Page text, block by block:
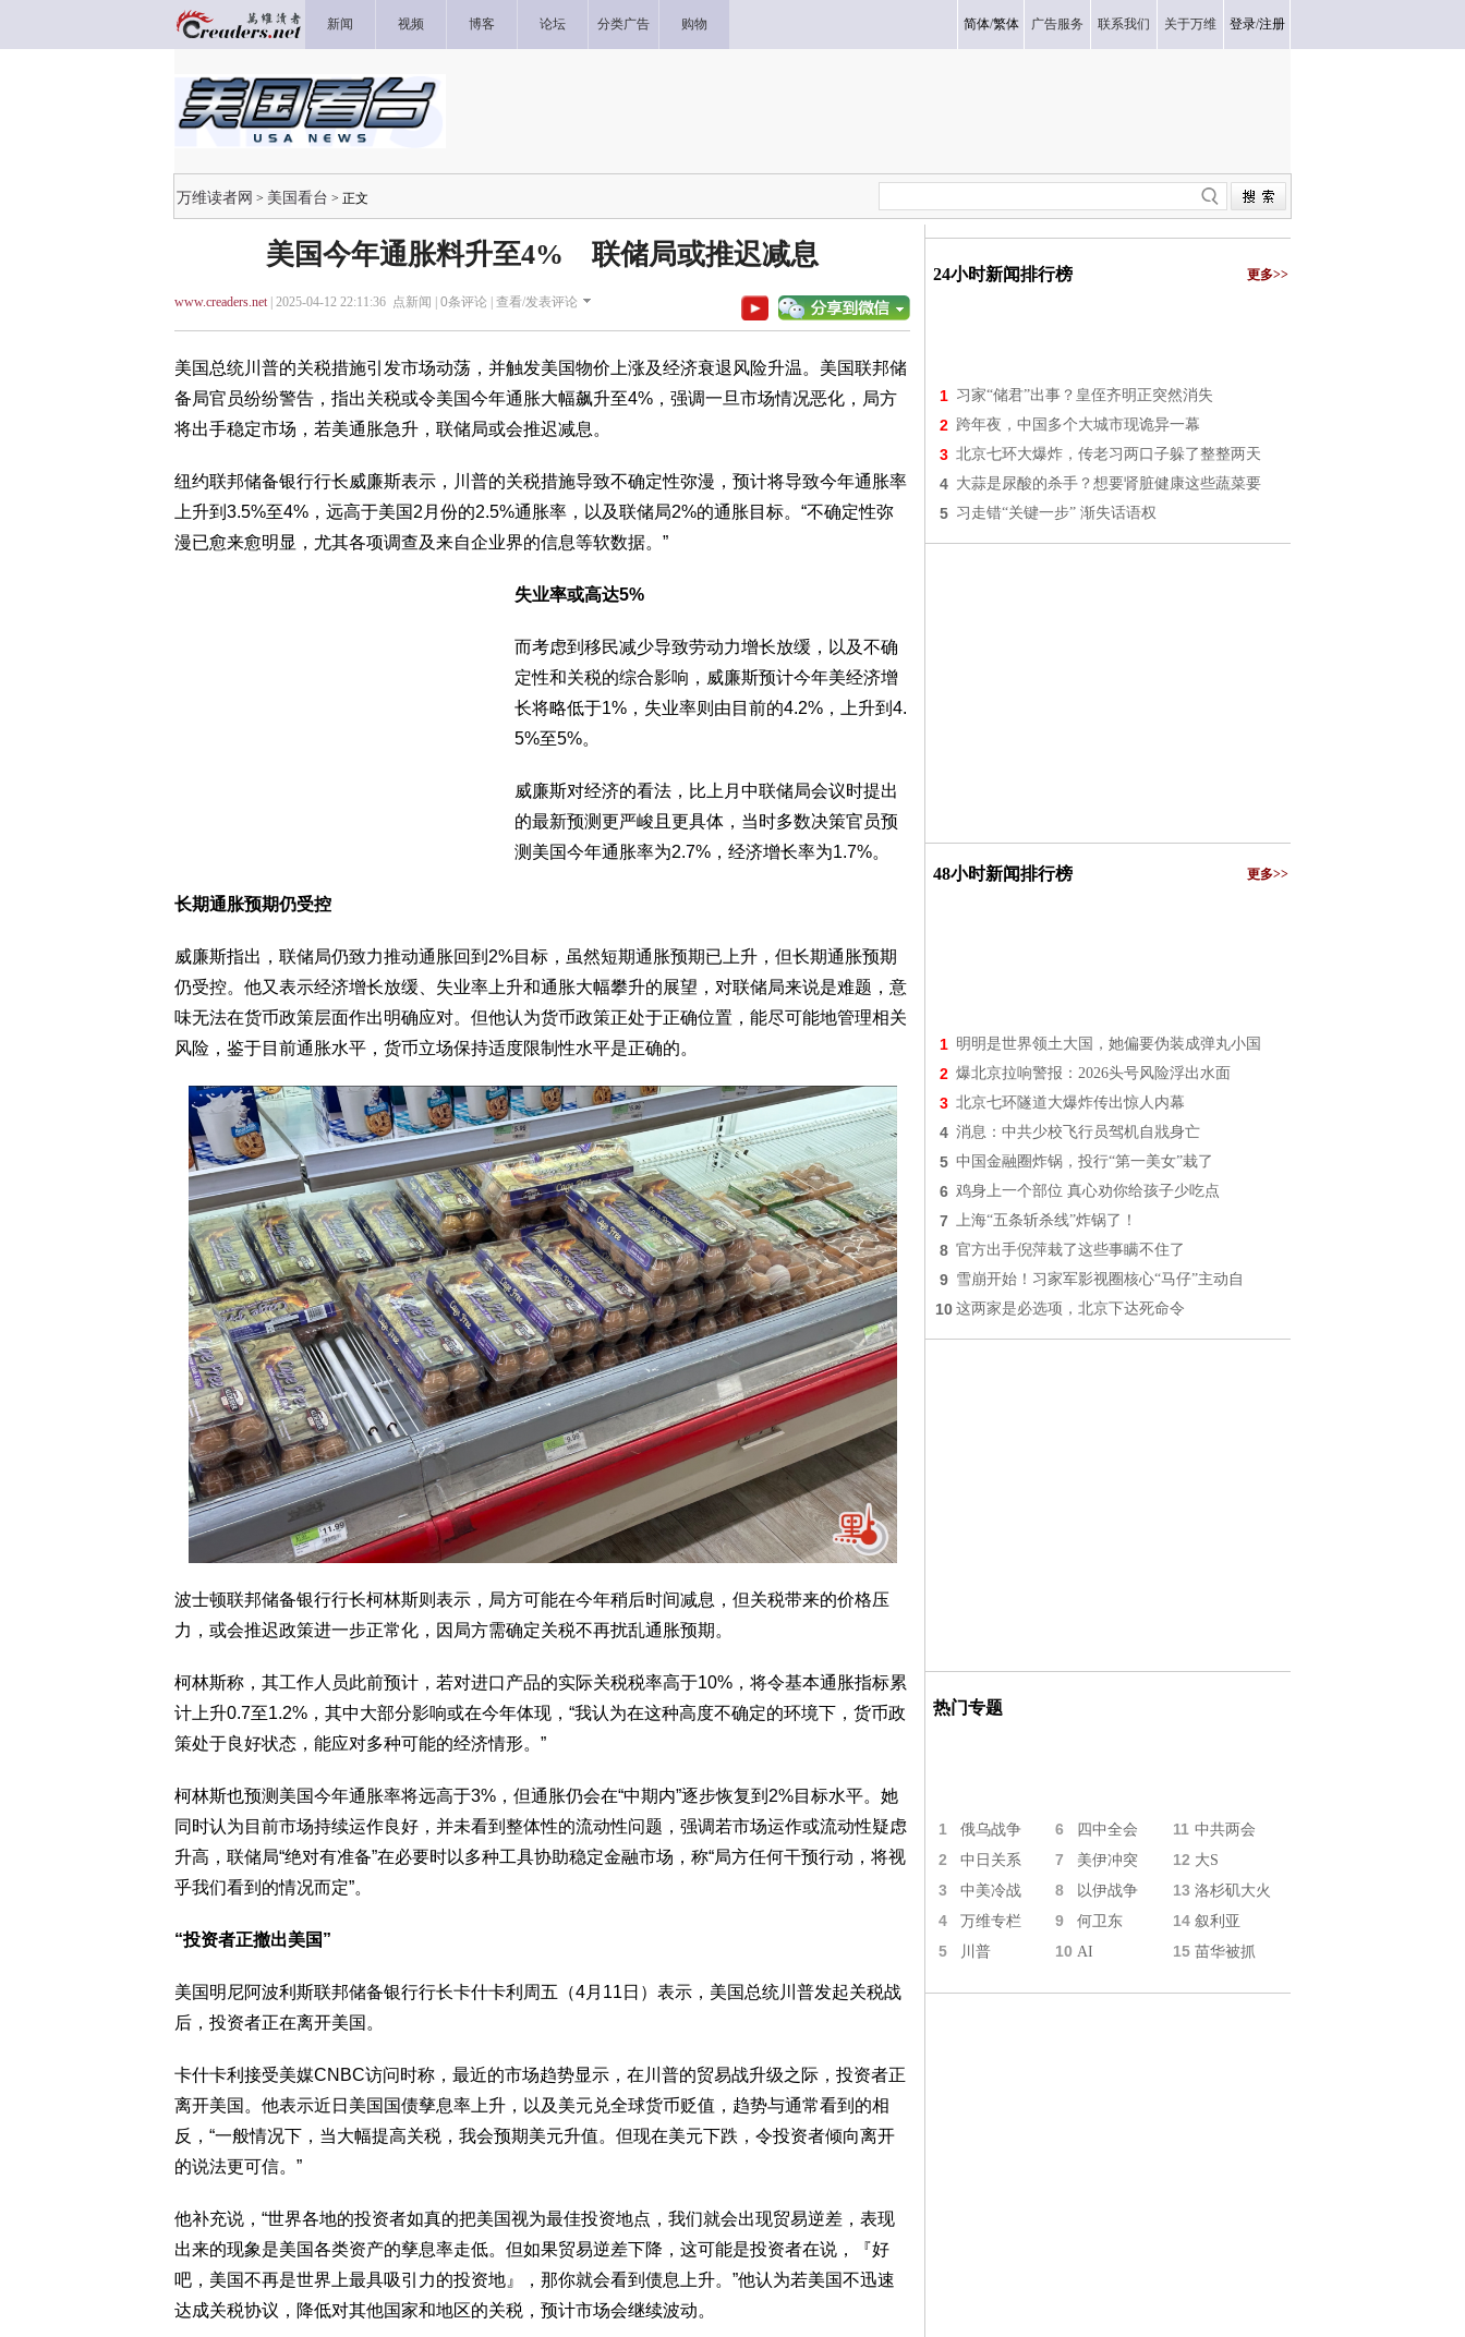
新闻 视频 博客 论坛 分类广告 购物 简体/繁体 广告服务 联系我们 关于万维 登录/注册
万维读者网 > 美国看台 > 正文
美国今年通胀料升至4% 联储局或推迟减息
www.creaders.net| 2025-04-12 22:11:36 点新闻 | 0条评论 | 查看/发表评论
美国总统川普的关税措施引发市场动荡，并触发美国物价上涨及经济衰退风险升温。美国联邦储
备局官员纷纷警告，指出关税或令美国今年通胀大幅飙升至4%，强调一旦市场情况恶化，局方
将出手稳定市场，若美通胀急升，联储局或会推迟减息。
纽约联邦储备银行行长威廉斯表示，川普的关税措施导致不确定性弥漫，预计将导致今年通胀率
上升到3.5%至4%，远高于美国2月份的2.5%通胀率，以及联储局2%的通胀目标。“不确定性弥
漫已愈来愈明显，尤其各项调查及来自企业界的信息等软数据。”
失业率或高达5%
而考虑到移民减少导致劳动力增长放缓，以及不确
定性和关税的综合影响，威廉斯预计今年美经济增
长将略低于1%，失业率则由目前的4.2%，上升到4.
5%至5%。
威廉斯对经济的看法，比上月中联储局会议时提出
的最新预测更严峻且更具体，当时多数决策官员预
测美国今年通胀率为2.7%，经济增长率为1.7%。
长期通胀预期仍受控
威廉斯指出，联储局仍致力推动通胀回到2%目标，虽然短期通胀预期已上升，但长期通胀预期
仍受控。他又表示经济增长放缓、失业率上升和通胀大幅攀升的展望，对联储局来说是难题，意
味无法在货币政策层面作出明确应对。但他认为货币政策正处于正确位置，能尽可能地管理相关
风险，鉴于目前通胀水平，货币立场保持适度限制性水平是正确的。
波士顿联邦储备银行行长柯林斯则表示，局方可能在今年稍后时间减息，但关税带来的价格压
力，或会推迟政策进一步正常化，因局方需确定关税不再扰乱通胀预期。
柯林斯称，其工作人员此前预计，若对进口产品的实际关税税率高于10%，将令基本通胀指标累
计上升0.7至1.2%，其中大部分影响或在今年体现，“我认为在这种高度不确定的环境下，货币政
策处于良好状态，能应对多种可能的经济情形。”
柯林斯也预测美国今年通胀率将远高于3%，但通胀仍会在“中期内”逐步恢复到2%目标水平。她
同时认为目前市场持续运作良好，并未看到整体性的流动性问题，强调若市场运作或流动性疑虑
升高，联储局“绝对有准备”在必要时以多种工具协助稳定金融市场，称“局方任何干预行动，将视
乎我们看到的情况而定”。
“投资者正撤出美国”
美国明尼阿波利斯联邦储备银行行长卡什卡利周五（4月11日）表示，美国总统川普发起关税战
后，投资者正在离开美国。
卡什卡利接受美媒CNBC访问时称，最近的市场趋势显示，在川普的贸易战升级之际，投资者正
离开美国。他表示近日美国国债孳息率上升，以及美元兑全球货币贬值，趋势与通常看到的相
反，“一般情况下，当大幅提高关税，我会预期美元升值。但现在美元下跌，令投资者倾向离开
的说法更可信。”
他补充说，“世界各地的投资者如真的把美国视为最佳投资地点，我们就会出现贸易逆差，表现
出来的现象是美国各类资产的孳息率走低。但如果贸易逆差下降，这可能是投资者在说，『好
吧，美国不再是世界上最具吸引力的投资地』，那你就会看到债息上升。”他认为若美国不迅速
达成关税协议，降低对其他国家和地区的关税，预计市场会继续波动。
24小时新闻排行榜 更多>>
1 习家“储君”出事？皇侄齐明正突然消失
2 跨年夜，中国多个大城市现诡异一幕
3 北京七环大爆炸，传老习两口子躲了整整两天
4 大蒜是尿酸的杀手？想要肾脏健康这些蔬菜要
5 习走错“关键一步” 渐失话语权
48小时新闻排行榜 更多>>
1 明明是世界领土大国，她偏要伪装成弹丸小国
2 爆北京拉响警报：2026头号风险浮出水面
3 北京七环隧道大爆炸传出惊人内幕
4 消息：中共少校飞行员驾机自戕身亡
5 中国金融圈炸锅，投行“第一美女”栽了
6 鸡身上一个部位 真心劝你给孩子少吃点
7 上海“五条斩杀线”炸锅了！
8 官方出手倪萍栽了这些事瞒不住了
9 雪崩开始！习家军影视圈核心“马仔”主动自
10 这两家是必选项，北京下达死命令
热门专题
1 俄乌战争 6 四中全会 11 中共两会
2 中日关系 7 美伊冲突 12 大S
3 中美冷战 8 以伊战争 13 洛杉矶大火
4 万维专栏 9 何卫东 14 叙利亚
5 川普 10 AI 15 苗华被抓